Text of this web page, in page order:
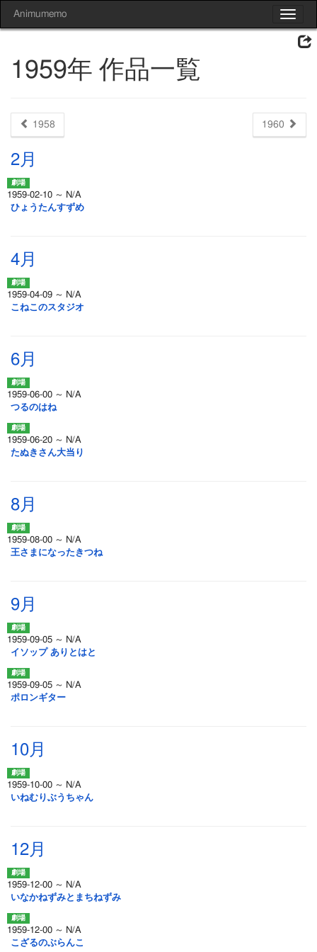
Toggle
Animumemo
1959年 作品一覧
1958 1960
2月
1959-02-10 ～ N/A
ひょうたんすずめ
4月
1959-04-09 ～ N/A
こねこのスタジオ
6月
1959-06-00 ～ N/A
つるのはね
1959-06-20 ～ N/A
たぬきさん大当り
8月
1959-08-00 ～ N/A
王さまになったきつね
9月
1959-09-05 ～ N/A
イソップ ありとはと
1959-09-05 ～ N/A
ポロンギター
10月
1959-10-00 ～ N/A
いねむりぶうちゃん
12月
1959-12-00 ～ N/A
いなかねずみとまちねずみ
1959-12-00 ～ N/A
こざるのぶらんこ